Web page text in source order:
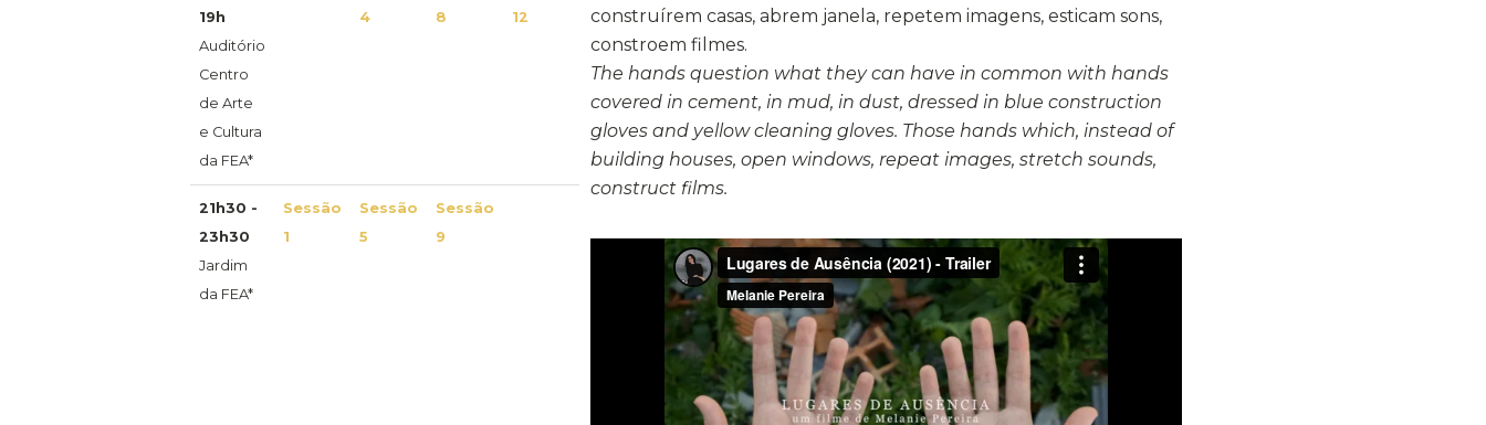
19h
Auditório
Centro
de Arte
e Cultura
da FEA*
4
8
12
21h30 -
23h30
Jardim
da FEA*
Sessão
1
Sessão
5
Sessão
9
construírem casas, abrem janela, repetem imagens, esticam sons,
constroem filmes.
The hands question what they can have in common with hands
covered in cement, in mud, in dust, dressed in blue construction
gloves and yellow cleaning gloves. Those hands which, instead of
building houses, open windows, repeat images, stretch sounds,
construct films.